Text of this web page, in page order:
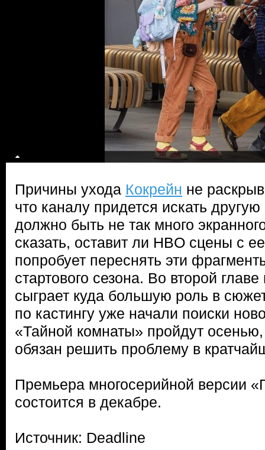
Причины ухода Кокрейн не
что каналу придется искать
должно быть не так много
сказать, оставит ли HBO сцены с
попробует переснять эти
стартового сезона. Во второй
сыграет куда большую роль в
по кастингу уже начали поиски
«Тайной комнаты» пройдут осенью,
обязан решить проблему в
Премьера многосерийной версии
состоится в декабре.
Источник: Deadline